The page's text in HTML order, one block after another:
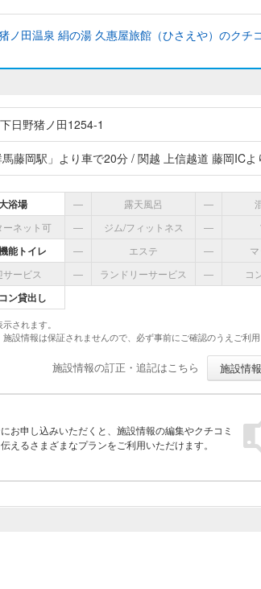
手の硫黄泉に慣れているせいか)体の芯まで温まら
訳ではない
を超える息子たちには座敷わらしのようだった
い
が続いた。きっと年末年始お忙しかったのだと思
スピタリティが表れているから、ＯＫでした
ノ田温泉 絹の湯 久惠屋旅館（ひさえや）のクチ
日野猪ノ田1254-1
藤岡駅」より車で20分 / 関越 上信越道 藤岡ICよ
浴場 ― 露天風呂 ―
ーネット可 ― ジム/フィットネス ―
能トイレ ― エステ ―
サービス ― ランドリーサービス ―
コ
ン貸出し
されます。
設情報は保証されませんので、必ず事前にご確認のうえご利用
施設情
施設情報の訂正・追記はこちら
お申し込みいただくと、施設情報の編集やクチコミ
えるさまざまなプランをご利用いただけます。